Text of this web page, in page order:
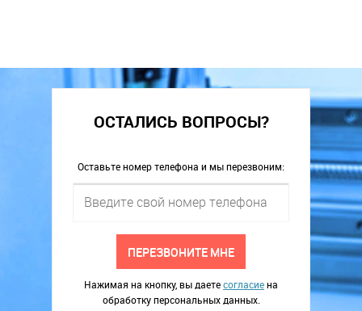
ОСТАЛИСЬ ВОПРОСЫ?
Оставьте номер телефона и мы перезвоним:
ПЕРЕЗВОНИТЕ МНЕ
Нажимая на кнопку, вы даетесогласиена
обработку персональных данных.